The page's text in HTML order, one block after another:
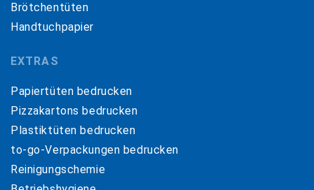
Brötchentüten
Handtuchpapier
EXTRAS
Papiertüten bedrucken
Pizzakartons bedrucken
Plastiktüten bedrucken
to-go-Verpackungen bedrucken
Reinigungschemie